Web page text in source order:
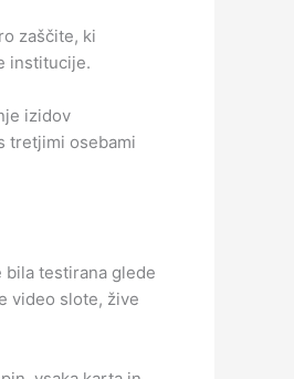
zaščite, ki
institucije.
izidov
tretjimi osebami
bila testirana glede
video slote, žive